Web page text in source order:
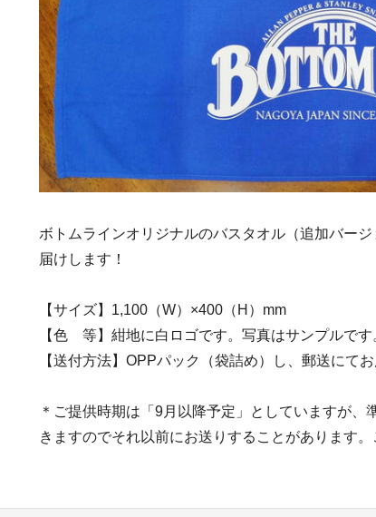
ボトムラインオリジナルのバスタオル（追加バー
届けします！
【サイズ】1,100（W）×400（H）mm
【色 等】紺地に白ロゴです。写真はサンプルです
【送付方法】OPPパック（袋詰め）し、郵送にてお
＊ご提供時期は「9月以降予定」としていますが
きますのでそれ以前にお送りすることがあります。